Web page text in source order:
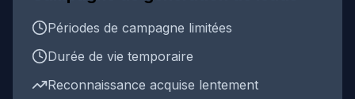
Périodes de campagne limitées
Durée de vie temporaire
Reconnaissance acquise lentement